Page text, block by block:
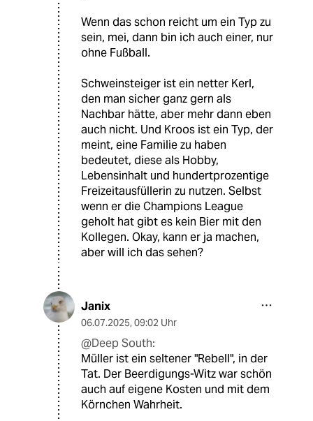
Wenn das schon reicht um ein Typ zu
sein, mei, dann bin ich auch einer, nur
ohne Fußball.
Schweinsteiger ist ein netter Kerl,
den man sicher ganz gern als
Nachbar hätte, aber mehr dann eben
auch nicht. Und Kroos ist ein Typ, der
meint, eine Familie zu haben
bedeutet, diese als Hobby,
Lebensinhalt und hundertprozentige
Freizeitausfüllerin zu nutzen. Selbst
wenn er die Champions League
geholt hat gibt es kein Bier mit den
Kollegen. Okay, kann er ja machen,
aber will ich das sehen?
Janix
06.07.2025, 09:02 Uhr
@Deep South:
Müller ist ein seltener "Rebell", in der
Tat. Der Beerdigungs-Witz war schön
auch auf eigene Kosten und mit dem
Körnchen Wahrheit.